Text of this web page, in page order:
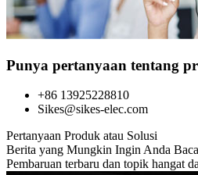
Punya pertanyaan tentang
+86 13925228810
Sikes@sikes-elec.com
Pertanyaan Produk atau Solusi
Berita yang Mungkin Ingin Anda Baca
Pembaruan terbaru dan topik hangat